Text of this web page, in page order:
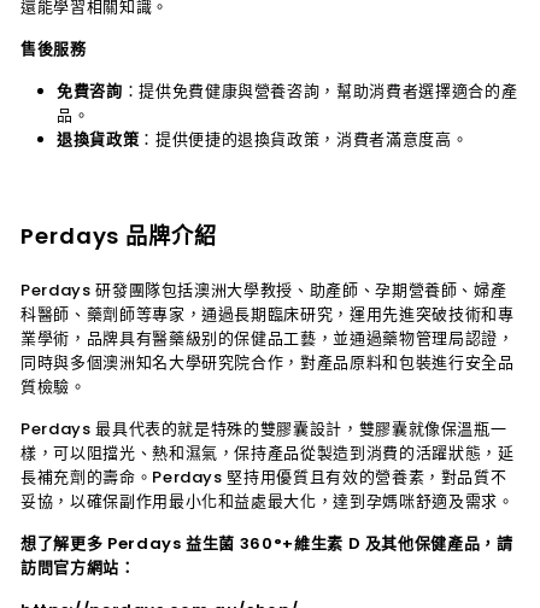
還能學習相關知識。
售後服務
免費咨詢 ：提供免費健康與營養咨詢，幫助消費者選擇適合的產
品。
退換貨政策 ：提供便捷的退換貨政策，消費者滿意度高。
Perdays 品牌介紹
Perdays 研發團隊包括澳洲大學教授、助產師、孕期營養師、婦產
科醫師、藥劑師等專家，通過長期臨床研究，運用先進突破技術和專
業學術，品牌具有醫藥級别的保健品工藝，並通過藥物管理局認證，
同時與多個澳洲知名大學研究院合作，對產品原料和包裝進行安全品
質檢驗。
Perdays 最具代表的就是特殊的雙膠囊設計，雙膠囊就像保溫瓶一
樣，可以阻擋光、熱和濕氣，保持產品從製造到消費的活躍狀態，延
長補充劑的壽命。Perdays 堅持用優質且有效的營養素，對品質不
妥協，以確保副作用最小化和益處最大化，達到孕媽咪舒適及需求。
想了解更多 Perdays 益生菌 360°+維生素 D 及其他保健產品，請
訪問官方網站：